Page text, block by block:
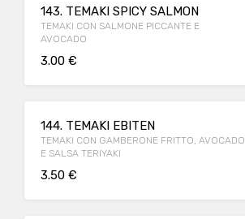
143. TEMAKI SPICY SALMON
TEMAKI CON SALMONE PICCANTE E
AVOCADO
3.00 €
144. TEMAKI EBITEN
TEMAKI CON GAMBERONE FRITTO, AVOCADO
E SALSA TERIYAKI
3.50 €